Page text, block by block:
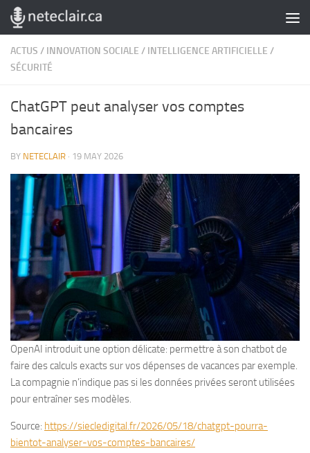
Skip to content
ACTUS / INNOVATION SOCIALE / INTELLIGENCE ARTIFICIELLE /
SÉCURITÉ
ChatGPT peut analyser vos comptes
bancaires
BY NETECLAIR · 19 MAY 2026
OpenAI introduit une option délicate: permettre à son chatbot de
faire des calculs exacts sur vos dépenses de vacances par exemple.
La compagnie n’indique pas si les données privées seront utilisées
pour entraîner ses modèles.
Source: https://siecledigital.fr/2026/05/18/chatgpt-pourra-
bientot-analyser-vos-comptes-bancaires/